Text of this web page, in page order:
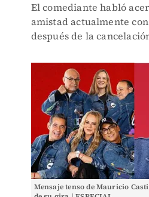
El comediante habló
amistad actualmente
después de la
Mensaje tenso de Mauricio